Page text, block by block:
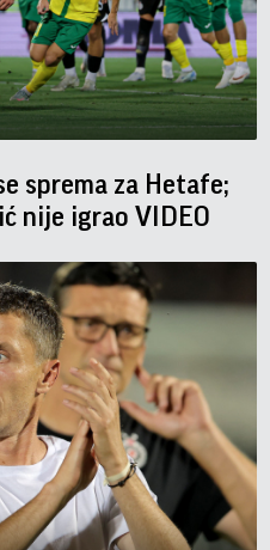
sprema za Hetafe;
nije igrao VIDEO